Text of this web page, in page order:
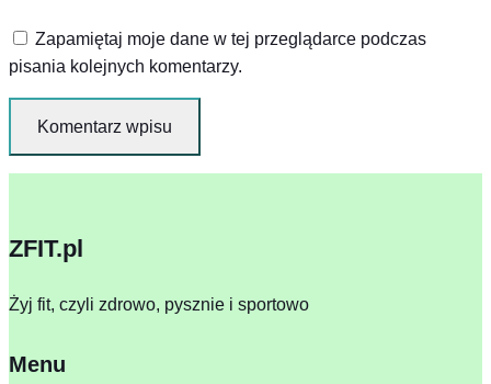
Zapamiętaj moje dane w tej przeglądarce podczas
pisania kolejnych komentarzy.
ZFIT.pl
Żyj fit, czyli zdrowo, pysznie i sportowo
Menu